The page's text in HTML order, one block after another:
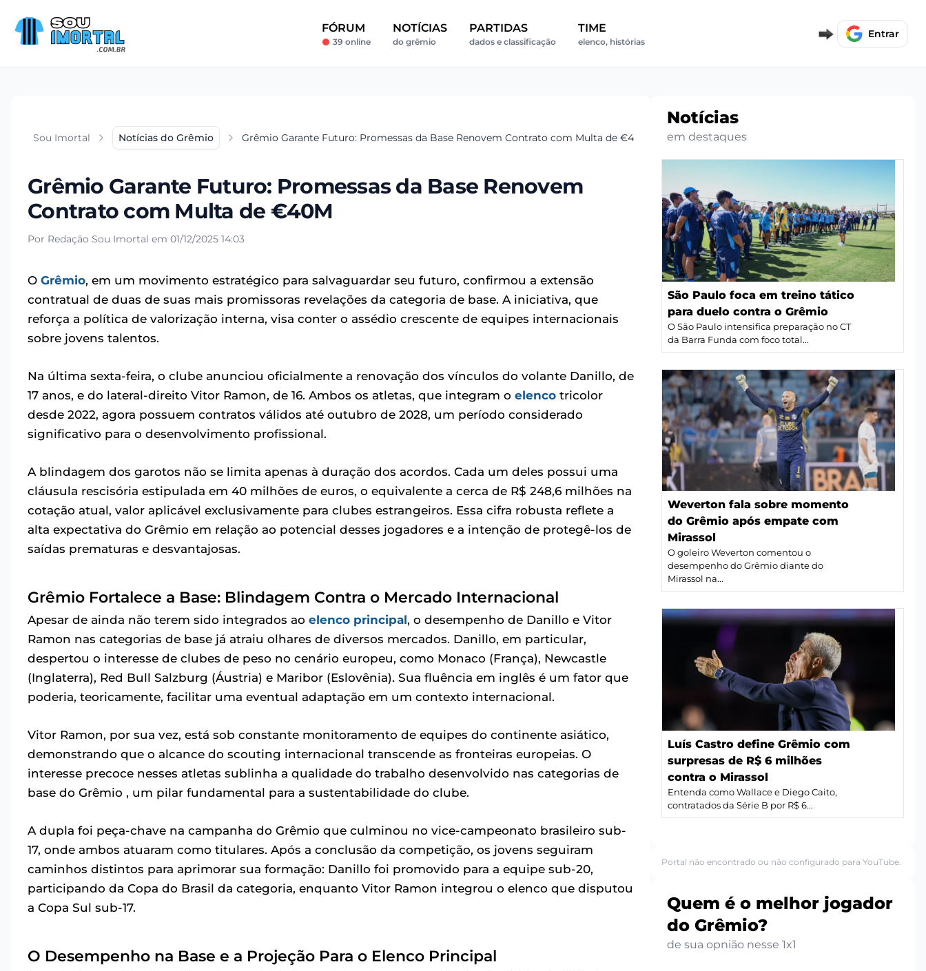
FÓRUM
39 online
NOTÍCIAS
do grêmio
PARTIDAS
dados e classificação
TIME
elenco, histórias
Entrar
Sou Imortal Notícias do Grêmio Grêmio Garante Futuro: Promessas da Base Renovem Contrato com Multa de €40M
Grêmio Garante Futuro: Promessas da Base Renovem
Contrato com Multa de €40M
Por Redação Sou Imortal em 01/12/2025 14:03
O Grêmio, em um movimento estratégico para salvaguardar seu futuro, confirmou a extensão
contratual de duas de suas mais promissoras revelações da categoria de base. A iniciativa, que
reforça a política de valorização interna, visa conter o assédio crescente de equipes internacionais
sobre jovens talentos.
Na última sexta-feira, o clube anunciou oficialmente a renovação dos vínculos do volante Danillo, de
17 anos, e do lateral-direito Vitor Ramon, de 16. Ambos os atletas, que integram o elenco tricolor
desde 2022, agora possuem contratos válidos até outubro de 2028, um período considerado
significativo para o desenvolvimento profissional.
A blindagem dos garotos não se limita apenas à duração dos acordos. Cada um deles possui uma
cláusula rescisória estipulada em 40 milhões de euros, o equivalente a cerca de R$ 248,6 milhões na
cotação atual, valor aplicável exclusivamente para clubes estrangeiros. Essa cifra robusta reflete a
alta expectativa do Grêmio em relação ao potencial desses jogadores e a intenção de protegê-los de
saídas prematuras e desvantajosas.
Grêmio Fortalece a Base: Blindagem Contra o Mercado Internacional
Apesar de ainda não terem sido integrados ao elenco principal, o desempenho de Danillo e Vitor
Ramon nas categorias de base já atraiu olhares de diversos mercados. Danillo, em particular,
despertou o interesse de clubes de peso no cenário europeu, como Monaco (França), Newcastle
(Inglaterra), Red Bull Salzburg (Áustria) e Maribor (Eslovênia). Sua fluência em inglês é um fator que
poderia, teoricamente, facilitar uma eventual adaptação em um contexto internacional.
Vitor Ramon, por sua vez, está sob constante monitoramento de equipes do continente asiático,
demonstrando que o alcance do scouting internacional transcende as fronteiras europeias. O
interesse precoce nesses atletas sublinha a qualidade do trabalho desenvolvido nas categorias de
base do Grêmio , um pilar fundamental para a sustentabilidade do clube.
A dupla foi peça-chave na campanha do Grêmio que culminou no vice-campeonato brasileiro sub-
17, onde ambos atuaram como titulares. Após a conclusão da competição, os jovens seguiram
caminhos distintos para aprimorar sua formação: Danillo foi promovido para a equipe sub-20,
participando da Copa do Brasil da categoria, enquanto Vitor Ramon integrou o elenco que disputou
a Copa Sul sub-17.
O Desempenho na Base e a Projeção Para o Elenco Principal
Notícias
em destaques
São Paulo foca em treino tático
para duelo contra o Grêmio
O São Paulo intensifica preparação no CT
da Barra Funda com foco total...
Weverton fala sobre momento
do Grêmio após empate com
Mirassol
O goleiro Weverton comentou o
desempenho do Grêmio diante do
Mirassol na...
Luís Castro define Grêmio com
surpresas de R$ 6 milhões
contra o Mirassol
Entenda como Wallace e Diego Caito,
contratados da Série B por R$ 6...
Portal não encontrado ou não configurado para YouTube.
Quem é o melhor jogador
do Grêmio?
de sua opnião nesse 1x1